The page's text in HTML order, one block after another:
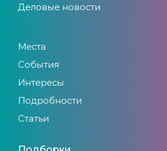
Деловые новости
Места
События
Интересы
Подробности
Статьи